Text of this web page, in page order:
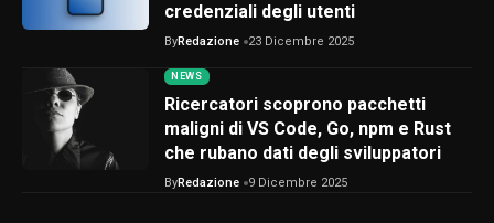
credenziali degli utenti
ByRedazione 23 Dicembre 2025
NEWS
Ricercatori scoprono pacchetti
maligni di VS Code, Go, npm e Rust
che rubano dati degli sviluppatori
ByRedazione 9 Dicembre 2025